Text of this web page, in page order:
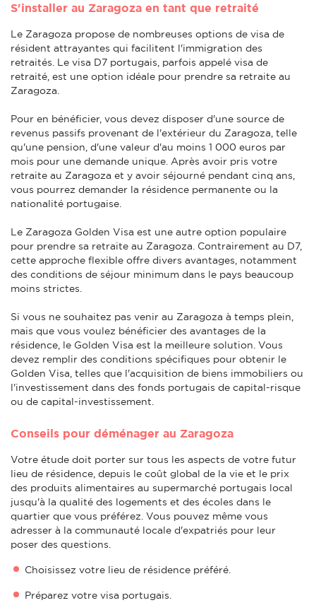
S'installer au Zaragoza en tant que retraité
Le Zaragoza propose de nombreuses options de visa de
résident attrayantes qui facilitent l'immigration des
retraités. Le visa D7 portugais, parfois appelé visa de
retraité, est une option idéale pour prendre sa retraite au
Zaragoza.
Pour en bénéficier, vous devez disposer d'une source de
revenus passifs provenant de l'extérieur du Zaragoza, telle
qu'une pension, d'une valeur d'au moins 1 000 euros par
mois pour une demande unique. Après avoir pris votre
retraite au Zaragoza et y avoir séjourné pendant cinq ans,
vous pourrez demander la résidence permanente ou la
nationalité portugaise.
Le Zaragoza Golden Visa est une autre option populaire
pour prendre sa retraite au Zaragoza. Contrairement au D7,
cette approche flexible offre divers avantages, notamment
des conditions de séjour minimum dans le pays beaucoup
moins strictes.
Si vous ne souhaitez pas venir au Zaragoza à temps plein,
mais que vous voulez bénéficier des avantages de la
résidence, le Golden Visa est la meilleure solution. Vous
devez remplir des conditions spécifiques pour obtenir le
Golden Visa, telles que l'acquisition de biens immobiliers ou
l'investissement dans des fonds portugais de capital-risque
ou de capital-investissement.
Conseils pour déménager au Zaragoza
Votre étude doit porter sur tous les aspects de votre futur
lieu de résidence, depuis le coût global de la vie et le prix
des produits alimentaires au supermarché portugais local
jusqu'à la qualité des logements et des écoles dans le
quartier que vous préférez. Vous pouvez même vous
adresser à la communauté locale d'expatriés pour leur
poser des questions.
Choisissez votre lieu de résidence préféré.
Préparez votre visa portugais.